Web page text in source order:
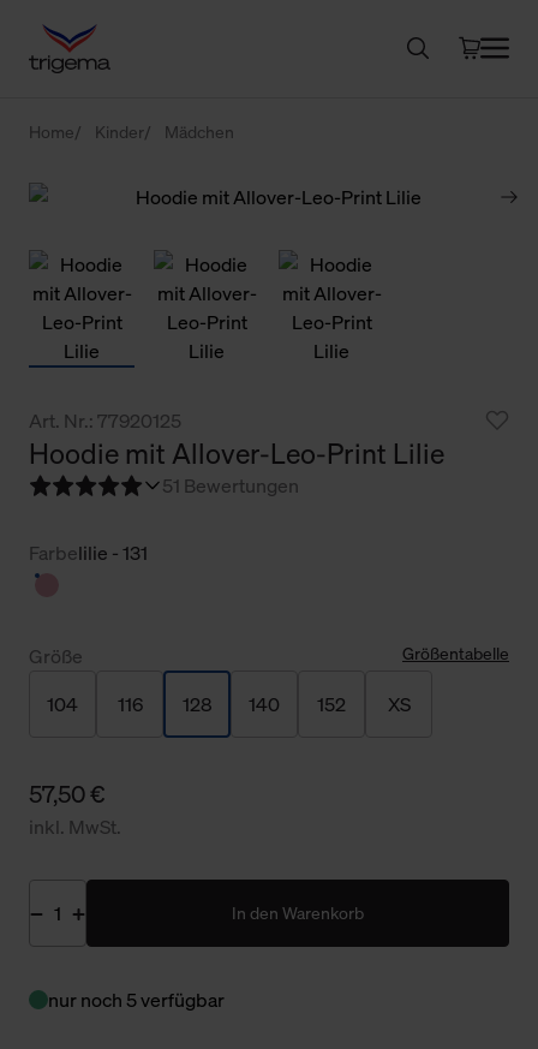
Home Kinder Mädchen
Art. Nr.: 77920125
Hoodie mit Allover-Leo-Print Lilie
51 Bewertungen
Farbelilie - 131
Größe Größentabelle
104 116 128 140 152 XS
57,50 €
inkl. MwSt.
In den Warenkorb
nur noch 5 verfügbar